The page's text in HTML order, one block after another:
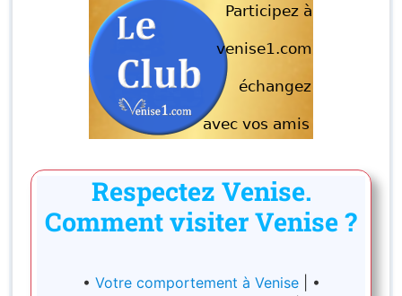
Respectez Venise.
Comment visiter Venise ?
• Votre comportement à Venise| •